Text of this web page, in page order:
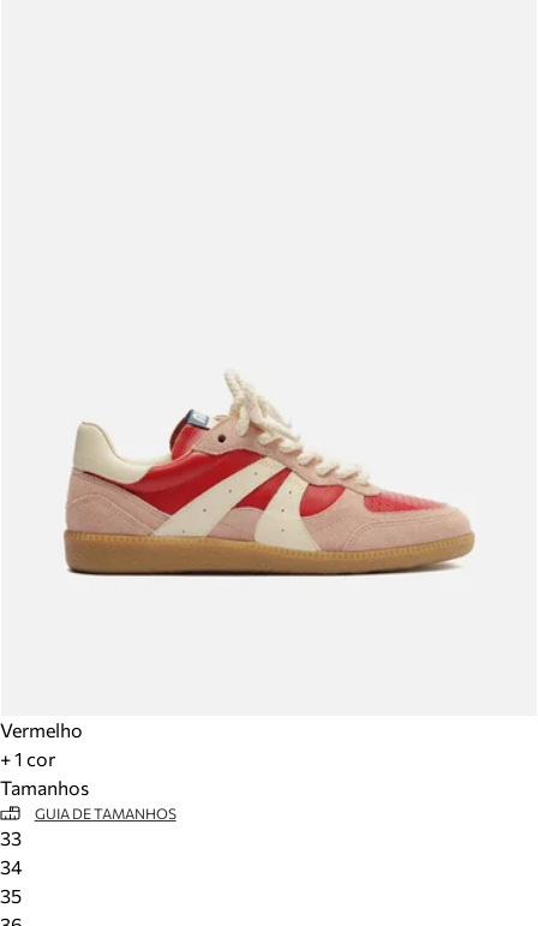
Vermelho
+ 1 cor
Tamanhos
GUIA DE TAMANHOS
33
34
35